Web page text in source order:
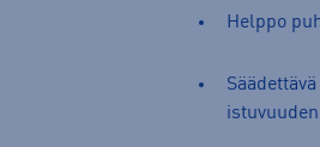
Helppo
istuvuuden